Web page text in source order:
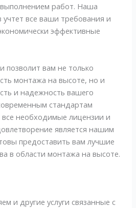
работ. Наша
учтет все ваши требования и
эффективные
позволит вам не только
монтажа на высоте, но и
и надежность вашего
стандартам
необходимые лицензии и
является нашим
предоставить вам лучшие
в области монтажа на высоте.
и другие услуги связанные с